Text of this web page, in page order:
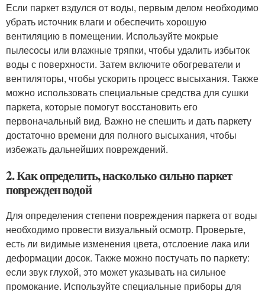
Если паркет вздулся от воды, первым делом необходимо
убрать источник влаги и обеспечить хорошую
вентиляцию в помещении. Используйте мокрые
пылесосы или влажные тряпки, чтобы удалить избыток
воды с поверхности. Затем включите обогреватели и
вентиляторы, чтобы ускорить процесс высыхания. Также
можно использовать специальные средства для сушки
паркета, которые помогут восстановить его
первоначальный вид. Важно не спешить и дать паркету
достаточно времени для полного высыхания, чтобы
избежать дальнейших повреждений.
2. Как определить, насколько сильно паркет
поврежден водой
Для определения степени повреждения паркета от воды
необходимо провести визуальный осмотр. Проверьте,
есть ли видимые изменения цвета, отслоение лака или
деформации досок. Также можно постучать по паркету:
если звук глухой, это может указывать на сильное
промокание. Используйте специальные приборы для